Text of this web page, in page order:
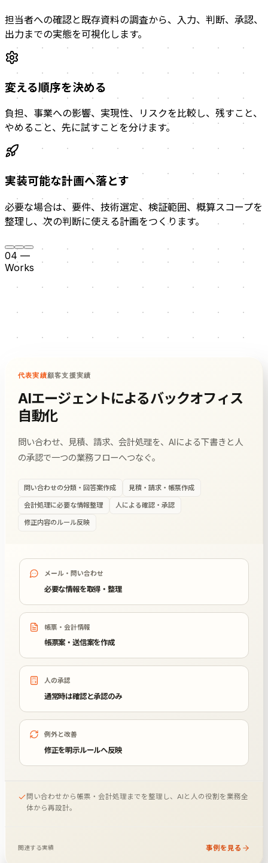
担当者への確認と既存資料の調査から、入力、判断、承認、
出力までの実態を可視化します。
変える順序を決める
負担、事業への影響、実現性、リスクを比較し、残すこと、
やめること、先に試すことを分けます。
実装可能な計画へ落とす
必要な場合は、要件、技術選定、検証範囲、概算スコープを
整理し、次の判断に使える計画をつくります。
04 —
Works
メール・問い合わせ
必要な情報を取得・整理
帳票・会計情報
帳票案・送信案を作成
人の承認
通常時は確認と承認のみ
例外と改善
修正を明示ルールへ反映
代表実績顧客支援実績
AIエージェントによるバックオフィス
自動化
問い合わせ、見積、請求、会計処理を、AIによる下書きと人
の承認で一つの業務フローへつなぐ。
問い合わせの分類・回答案作成 見積・請求・帳票作成
会計処理に必要な情報整理 人による確認・承認
修正内容のルール反映
問い合わせから帳票・会計処理までを整理し、AIと人の役割を業務全
体から再設計。
関連する実績 事例を見る